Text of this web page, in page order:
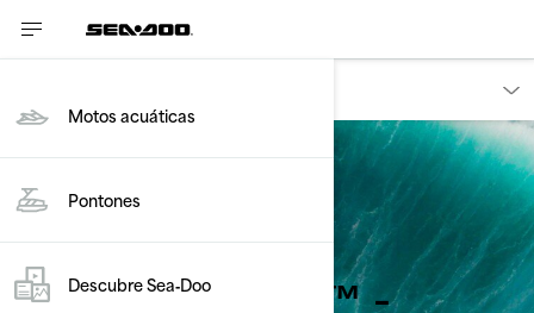
Motos acuáticas
Pontones
Descubre Sea‑Doo
Volver a retiros de seguridad
Sea-Doo® linQ™ -